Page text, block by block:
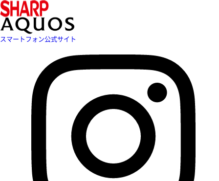
スマートフォン公式サイト